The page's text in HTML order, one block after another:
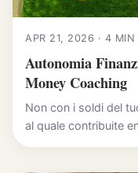
APR 21, 2026 · 4 MIN
Autonomia
Money Coaching
Non con i soldi del
al quale contribuite